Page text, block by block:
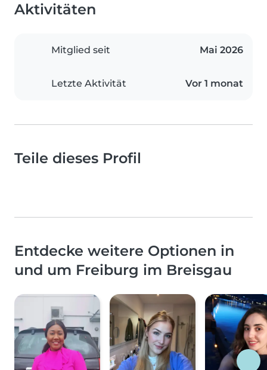
Aktivitäten
Mitglied seit Mai 2026
Letzte Aktivität Vor 1 monat
Teile dieses Profil
Entdecke weitere Optionen in
und um Freiburg im Breisgau